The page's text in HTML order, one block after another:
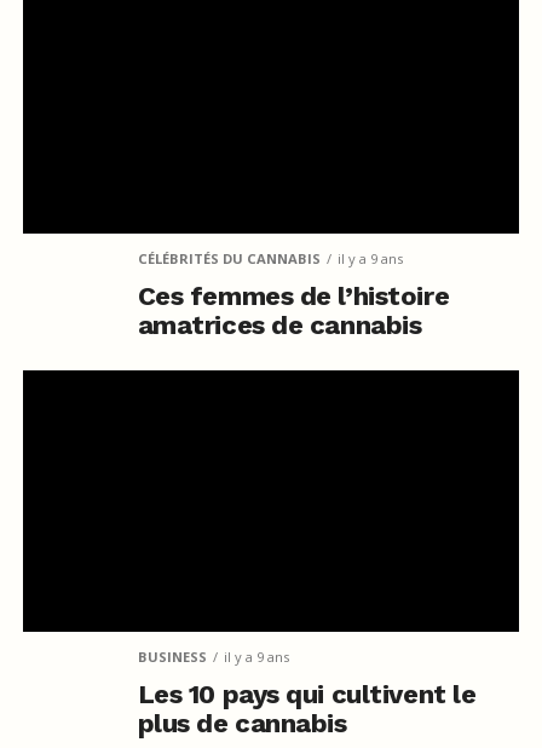
CÉLÉBRITÉS DU CANNABIS il y a 9 ans
Ces femmes de l’histoire
amatrices de cannabis
BUSINESS il y a 9 ans
Les 10 pays qui cultivent le
plus de cannabis